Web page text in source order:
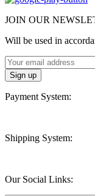
JOIN OUR
Will be used in
Payment System:
Shipping System:
Our Social Links: